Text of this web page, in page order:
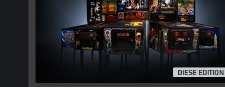
DIESE EDITION